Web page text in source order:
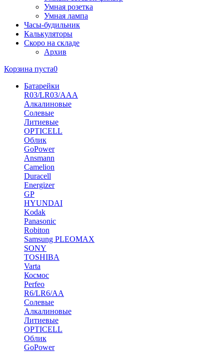
Умная розетка
Умная лампа
Часы-будильник
Калькуляторы
Скоро на складе
Архив
Корзина пуста0
Батарейки
R03/LR03/AAA
Алкалиновые
Солевые
Литиевые
OPTICELL
Облик
GoPower
Ansmann
Camelion
Duracell
Energizer
GP
HYUNDAI
Kodak
Panasonic
Robiton
Samsung PLEOMAX
SONY
TOSHIBA
Varta
Космос
Perfeo
R6/LR6/AA
Солевые
Алкалиновые
Литиевые
OPTICELL
Облик
GoPower